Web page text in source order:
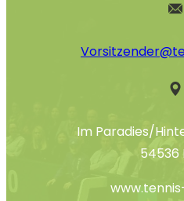
Im Paradies/
54536